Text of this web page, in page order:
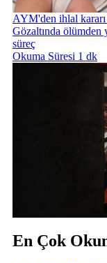
AYM'den ihlal kararı
Gözaltında ölümden
süreç
Okuma Süresi 1 dk
En Çok